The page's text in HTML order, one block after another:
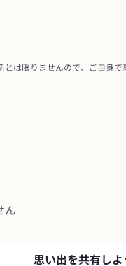
は限りませんので、ご自身で
ん
思い出を共有しよ